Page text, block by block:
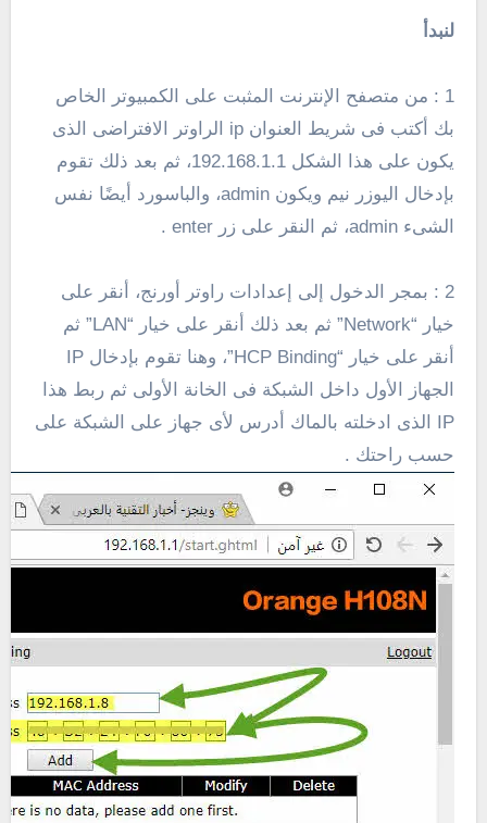
لنبدأ
1 : من متصفح الإنترنت المثبت على الكمبيوتر الخاص
بك أكتب فى شريط العنوان ip الراوتر الافتراضى الذى
يكون على هذا الشكل 192.168.1.1، ثم بعد ذلك تقوم
بإدخال اليوزر نيم ويكون admin، والباسورد أيضًا نفس
الشىء admin، ثم النقر على زر enter .
2 : بمجر الدخول إلى إعدادات راوتر أورنج، أنقر على
خيار “Network” ثم بعد ذلك أنقر على خيار “LAN” ثم
أنقر على خيار “HCP Binding”، وهنا تقوم بإدخال IP
الجهاز الأول داخل الشبكة فى الخانة الأولى ثم ربط هذا
IP الذى ادخلته بالماك أدرس لأى جهاز على الشبكة على
حسب راحتك .